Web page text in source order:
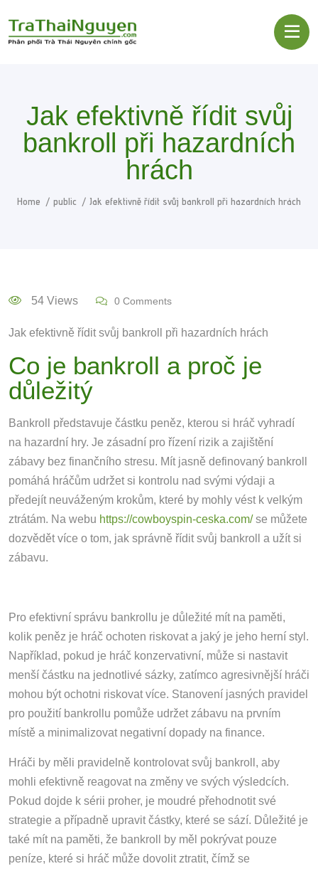
Jak efektivně řídit svůj
bankroll při hazardních
hrách
Home public Jak efektivně řídit svůj bankroll při hazardních hrách
54 Views 0 Comments
Jak efektivně řídit svůj bankroll při hazardních hrách
Co je bankroll a proč je
důležitý
Bankroll představuje částku peněz, kterou si hráč vyhradí
na hazardní hry. Je zásadní pro řízení rizik a zajištění
zábavy bez finančního stresu. Mít jasně definovaný bankroll
pomáhá hráčům udržet si kontrolu nad svými výdaji a
předejít neuváženým krokům, které by mohly vést k velkým
ztrátám. Na webu https://cowboyspin-ceska.com/se můžete
dozvědět více o tom, jak správně řídit svůj bankroll a užít si
zábavu.
Pro efektivní správu bankrollu je důležité mít na paměti,
kolik peněz je hráč ochoten riskovat a jaký je jeho herní styl.
Například, pokud je hráč konzervativní, může si nastavit
menší částku na jednotlivé sázky, zatímco agresivnější hráči
mohou být ochotni riskovat více. Stanovení jasných pravidel
pro použití bankrollu pomůže udržet zábavu na prvním
místě a minimalizovat negativní dopady na finance.
Hráči by měli pravidelně kontrolovat svůj bankroll, aby
mohli efektivně reagovat na změny ve svých výsledcích.
Pokud dojde k sérii proher, je moudré přehodnotit své
strategie a případně upravit částky, které se sází. Důležité je
také mít na paměti, že bankroll by měl pokrývat pouze
peníze, které si hráč může dovolit ztratit, čímž se